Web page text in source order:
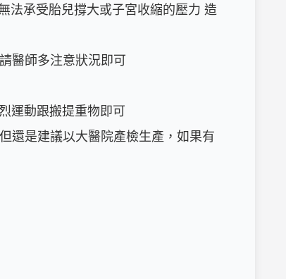
法承受胎兒撐大或子宮收縮的壓力 造
醫師多注意狀況即可
運動跟搬提重物即可
還是建議以大醫院產檢生產，如果有